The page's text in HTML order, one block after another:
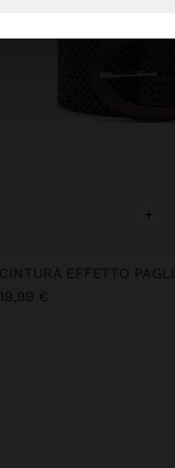
+
19,99 €